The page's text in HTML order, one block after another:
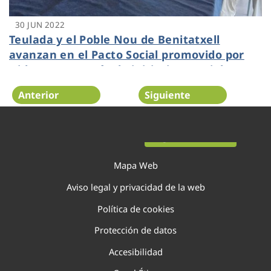
30 JUN 2022
Teulada y el Poble Nou de Benitatxell
avanzan en el Pacto Social promovido por
Hidraqua a través de iniciativas sociales y
de comunicación con todos los clientes
Anterior Siguiente
Mapa Web
Aviso legal y privacidad de la web
Política de cookies
Protección de datos
Accesibilidad